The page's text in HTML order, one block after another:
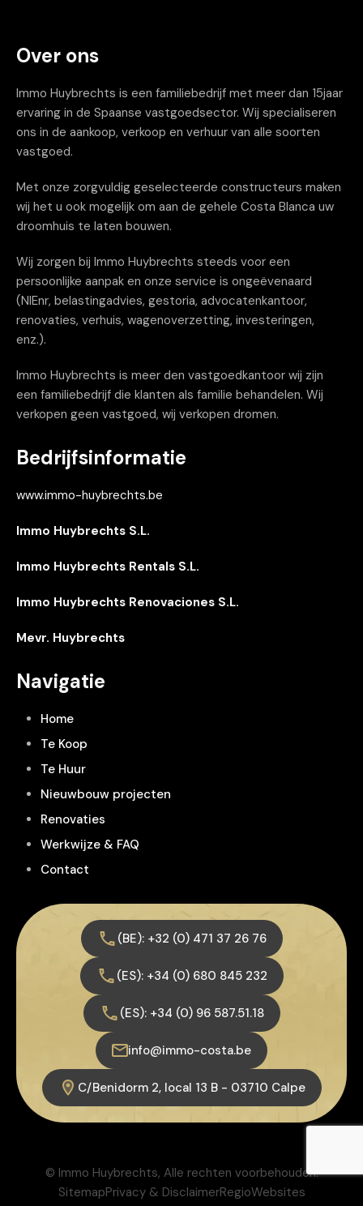
Over ons
Immo Huybrechts is een familiebedrijf met meer dan 15jaar
ervaring in de Spaanse vastgoedsector. Wij specialiseren
ons in de aankoop, verkoop en verhuur van alle soorten
vastgoed.
Met onze zorgvuldig geselecteerde constructeurs maken
wij het u ook mogelijk om aan de gehele Costa Blanca uw
droomhuis te laten bouwen.
Wij zorgen bij Immo Huybrechts steeds voor een
persoonlijke aanpak en onze service is ongeëvenaard
(NIEnr, belastingadvies, gestoria, advocatenkantoor,
renovaties, verhuis, wagenoverzetting, investeringen,
enz.).
Immo Huybrechts is meer den vastgoedkantoor wij zijn
een familiebedrijf die klanten als familie behandelen. Wij
verkopen geen vastgoed, wij verkopen dromen.
Bedrijfsinformatie
www.immo-huybrechts.be
Immo Huybrechts S.L.
Immo Huybrechts Rentals S.L.
Immo Huybrechts Renovaciones S.L.
Mevr. Huybrechts
Navigatie
Home
Te Koop
Te Huur
Nieuwbouw projecten
Renovaties
Werkwijze & FAQ
Contact
(BE): +32 (0) 471 37 26 76
(ES): +34 (0) 680 845 232
(ES): +34 (0) 96 587.51.18
info@immo-costa.be
C/Benidorm 2, local 13 B - 03710 Calpe
© Immo Huybrechts, Alle rechten voorbehouden.
SitemapPrivacy & DisclaimerRegioWebsites